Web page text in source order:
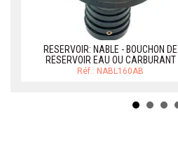
RESERVOIR: NABLE - BOUCHON DE
RESERVOIR EAU OU CARBURANT
Réf.: NABL160AB